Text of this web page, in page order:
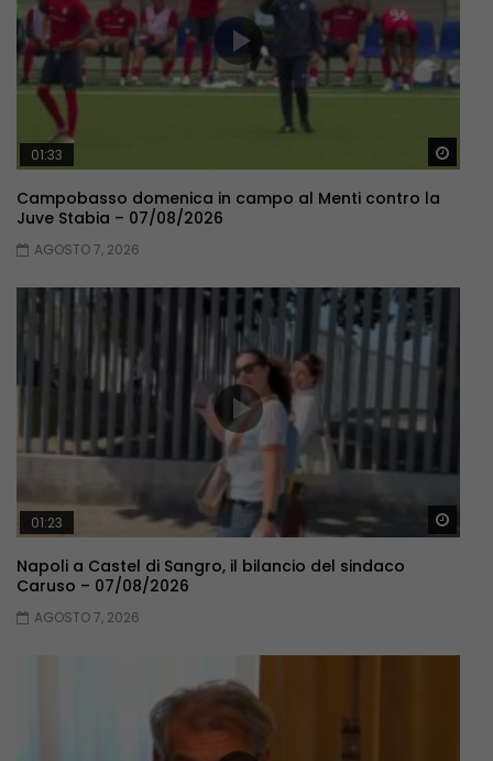
01:33
Campobasso domenica in campo al Menti contro la
Juve Stabia – 07/08/2026
AGOSTO 7, 2026
01:23
Napoli a Castel di Sangro, il bilancio del sindaco
Caruso – 07/08/2026
AGOSTO 7, 2026